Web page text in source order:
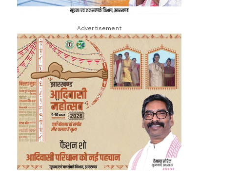
Advertisement